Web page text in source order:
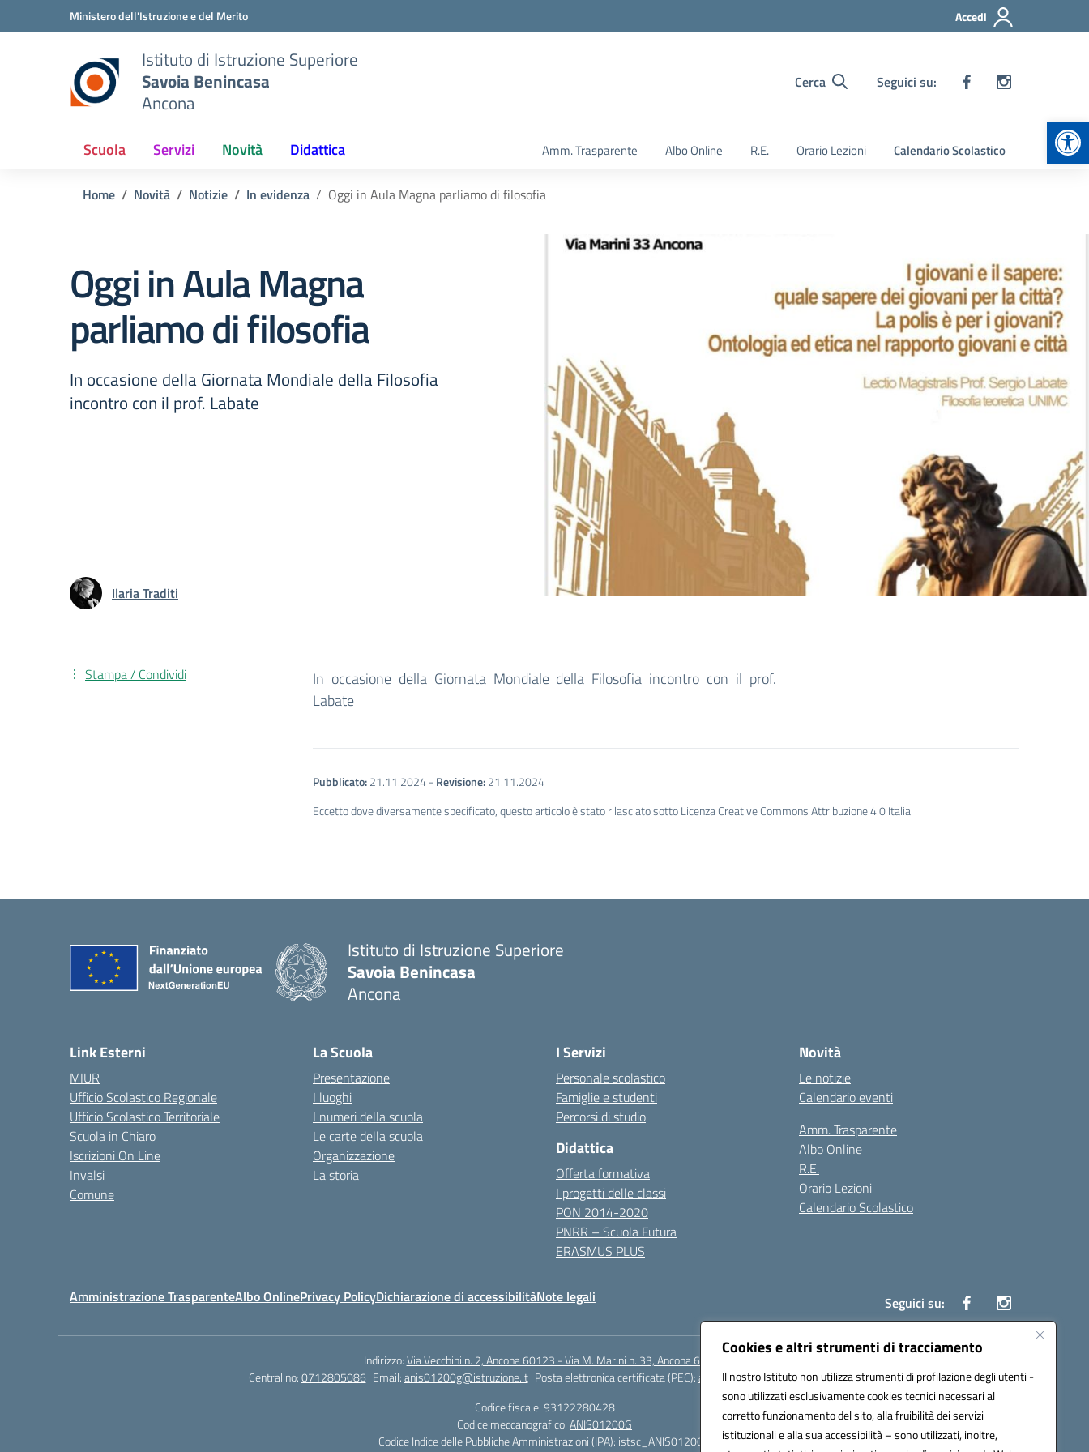
Cookies e altri strumenti di tracciamento
Il nostro Istituto non utilizza strumenti di profilazione degli utenti -
sono utilizzati esclusivamente cookies tecnici necessari al
corretto funzionamento del sito, alla fruibilità dei servizi
istituzionali e alla sua accessibilità – sono utilizzati, inoltre,
Vai ai contenuti
Vai al menu di navigazioneMinistero dell'Istruzione e del Merito Accedi
Istituto di Istruzione Superiore
Savoia Benincasa
Ancona
Cerca Seguici su:
Scuola Servizi Novità Didattica Amm. Trasparente Albo Online R.E. Orario Lezioni Calendario Scolastico
Home Novità Notizie In evidenza Oggi in Aula Magna parliamo di filosofia
Oggi in Aula Magna
parliamo di filosofia
In occasione della Giornata Mondiale della Filosofia
incontro con il prof. Labate
Ilaria Traditi
In occasione della Giornata Mondiale della Filosofia incontro con il prof.
Labate
Pubblicato:21.11.2024-Revisione:21.11.2024
Eccetto dove diversamente specificato, questo articolo è stato rilasciato sotto Licenza Creative Commons Attribuzione 4.0 Italia.
Stampa / Condividi
Istituto di Istruzione Superiore
Savoia Benincasa
Ancona
Link Esterni
MIUR
Ufficio Scolastico Regionale
Ufficio Scolastico Territoriale
Scuola in Chiaro
Iscrizioni On Line
Invalsi
Comune
La Scuola
Presentazione
I luoghi
I numeri della scuola
Le carte della scuola
Organizzazione
La storia
I Servizi
Personale scolastico
Famiglie e studenti
Percorsi di studio
Didattica
Offerta formativa
I progetti delle classi
PON 2014-2020
PNRR – Scuola Futura
ERASMUS PLUS
Novità
Le notizie
Calendario eventi
Amm. Trasparente
Albo Online
R.E.
Orario Lezioni
Calendario Scolastico
Amministrazione TrasparenteAlbo OnlinePrivacy PolicyDichiarazione di accessibilitàNote legali Seguici su:
Indirizzo:Via Vecchini n. 2, Ancona 60123 - Via M. Marini n. 33, Ancona 60129
Centralino:0712805086 Email:anis01200g@istruzione.it Posta elettronica certificata (PEC):anis01200g@pec.istruzione.it
Codice fiscale: 93122280428
Codice meccanografico:ANIS01200G
Codice Indice delle Pubbliche Amministrazioni (IPA): istsc_ANIS01200G